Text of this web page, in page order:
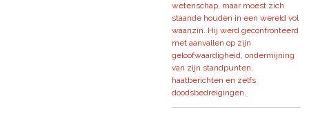
wetenschap, maar moest zich
staande houden in een wereld vol
waanzin. Hij werd geconfronteerd
met aanvallen op zijn
geloofwaardigheid, ondermijning
van zijn standpunten,
haatberichten en zelfs
doodsbedreigingen.